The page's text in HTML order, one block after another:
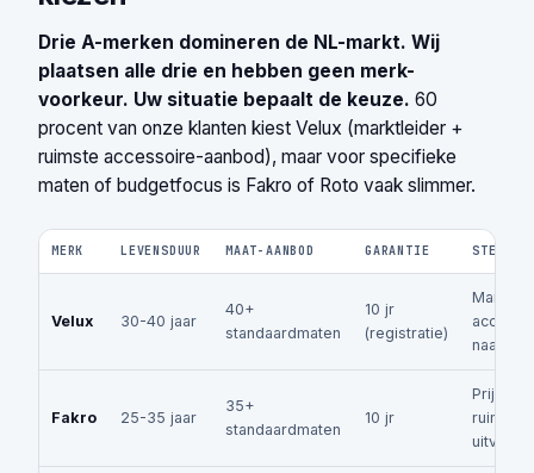
Drie A-merken domineren de NL-markt. Wij
plaatsen alle drie en hebben geen merk-
voorkeur. Uw situatie bepaalt de keuze. 60
procent van onze klanten kiest Velux (marktleider +
ruimste accessoire-aanbod), maar voor specifieke
maten of budgetfocus is Fakro of Roto vaak slimmer.
MERK LEVENSDUUR MAAT-AANBOD GARANTIE STERK
Velux 30-40 jaar
40+
standaardmaten
10 jr
(registratie)
Fakro 25-35 jaar
35+
standaardmaten
10 jr
Prijs-
ruime